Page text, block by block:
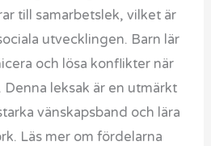
till samarbetslek, vilket är
utvecklingen. Barn lär
och lösa konflikter när
leksak är en utmärkt
vänskapsband och lära
Läs mer om fördelarna